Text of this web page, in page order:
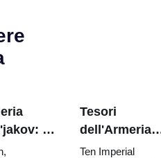
I
da
Tesori
dell'Armeria
del Cremlino:
Ten Imperial